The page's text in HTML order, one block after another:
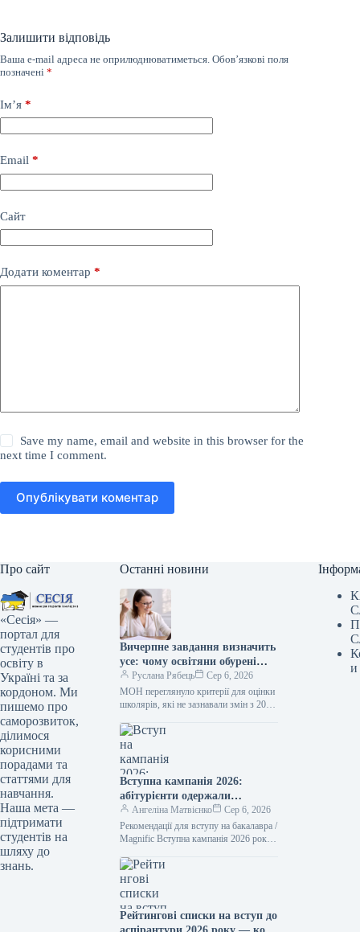
Залишити відповідь
Ваша e-mail адреса не оприлюднюватиметься. Обов’язкові поля
позначені *
Ім’я *
Email *
Сайт
Додати коментар *
Save my name, email and website in this browser for the
next time I comment.
Опублікувати коментар
Про сайт
«Сесія» —
портал для
студентів про
освіту в
Україні та за
кордоном. Ми
пишемо про
саморозвиток,
ділимося
корисними
порадами та
статтями для
навчання.
Наша мета —
підтримати
студентів на
шляху до
знань.
Останні новини
Вичерпне завдання визначить
усе: чому освітяни обурені
новаціями Міністерства
освіти і науки
Руслана Рябець
Сер 6, 2026
МОН переглянуло критерії для оцінки
школярів, які не зазнавали змін з 2011
обговорення щодо ваги поточних
оцінок,…
Вступна кампанія 2026:
абітурієнти одержали
рекомендації щодо
зарахування
Ангеліна Матвієнко
Сер 6, 2026
Рекомендації для вступу на бакалавра /
Magnific Вступна кампанія 2026 року
бачать рекомендації до зарахування…
Рейтингові списки на вступ до
и